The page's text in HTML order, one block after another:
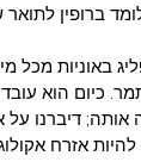
ברופין
הסוחר, ובמהלך 7 שנותיו בצי
כיום הוא
דיברנו על
אזרח